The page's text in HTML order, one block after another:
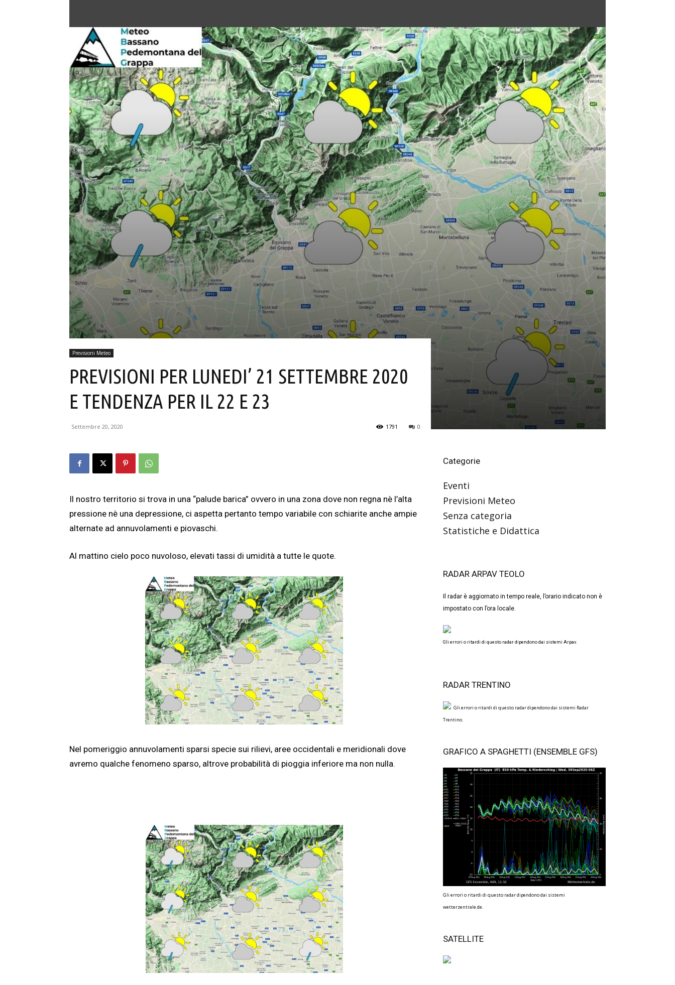
Previsioni Meteo
PREVISIONI PER LUNEDI’ 21 SETTEMBRE 2020
E TENDENZA PER IL 22 E 23
Settembre 20, 2020 0
1791
Il nostro territorio si trova in una “palude barica” ovvero in una zona dove non regna nè l’alta
pressione nè una depressione, ci aspetta pertanto tempo variabile con schiarite anche ampie
alternate ad annuvolamenti e piovaschi.
Al mattino cielo poco nuvoloso, elevati tassi di umidità a tutte le quote.
Nel pomeriggio annuvolamenti sparsi specie sui rilievi, aree occidentali e meridionali dove
avremo qualche fenomeno sparso, altrove probabilità di pioggia inferiore ma non nulla.
Categorie
Eventi
Previsioni Meteo
Senza categoria
Statistiche e Didattica
RADAR ARPAV TEOLO
Il radar è aggiornato in tempo reale, l’orario indicato non è
impostato con l’ora locale.
Gli errori o ritardi di questo radar dipendono dai sistemi Arpav.
RADAR TRENTINO
Gli errori o ritardi di questo radar dipendono dai sistemi Radar
Trentino.
GRAFICO A SPAGHETTI (ENSEMBLE GFS)
Gli errori o ritardi di questo radar dipendono dai sistemi
wetterzentrale.de.
SATELLITE